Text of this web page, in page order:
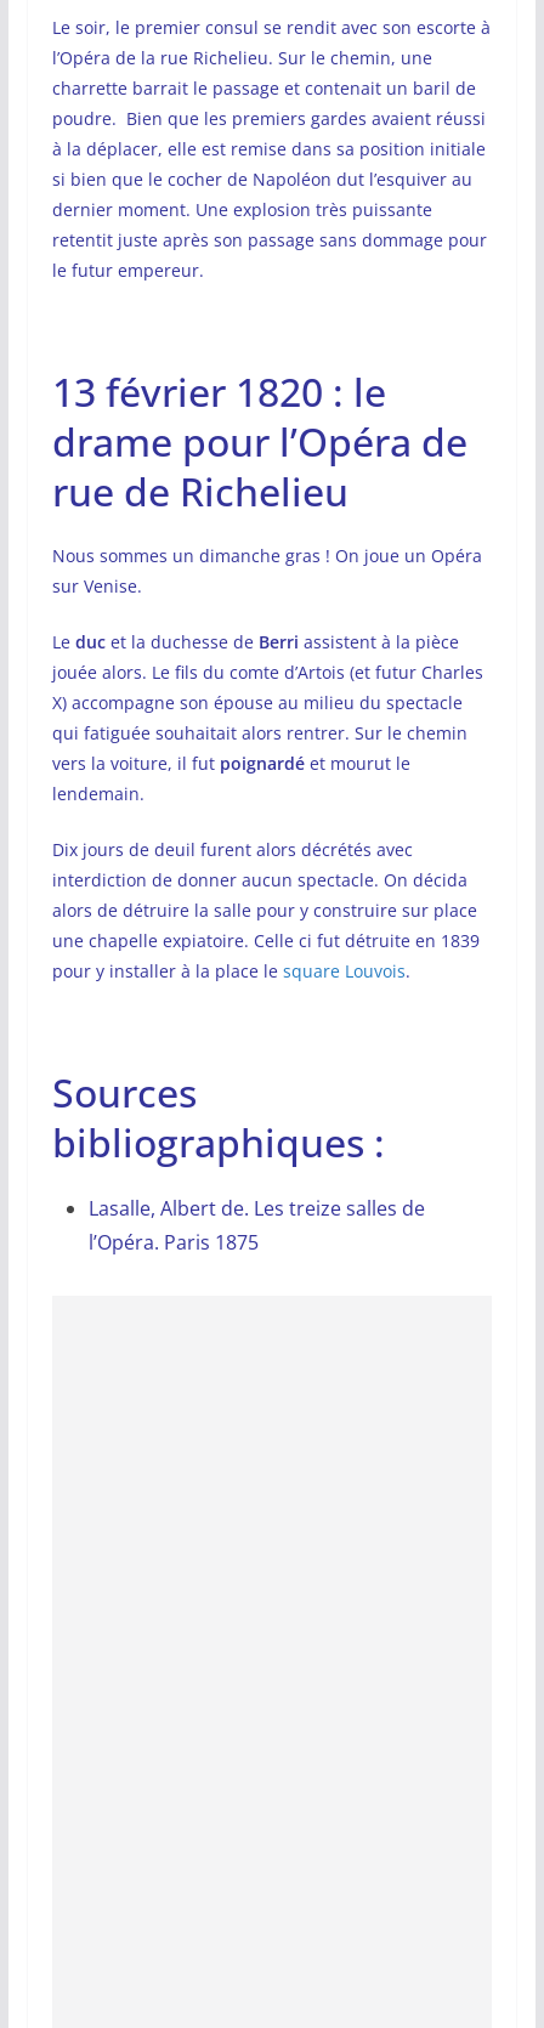
Le soir, le premier consul se rendit avec son escorte à
l’Opéra de la rue Richelieu. Sur le chemin, une
charrette barrait le passage et contenait un baril de
poudre. Bien que les premiers gardes avaient réussi
à la déplacer, elle est remise dans sa position initiale
si bien que le cocher de Napoléon dut l’esquiver au
dernier moment. Une explosion très puissante
retentit juste après son passage sans dommage pour
le futur empereur.
13 février 1820 : le
drame pour l’Opéra de
rue de Richelieu
Nous sommes un dimanche gras ! On joue un Opéra
sur Venise.
Le ducet la duchesse de Berri assistent à la pièce
jouée alors. Le fils du comte d’Artois (et futur Charles
X) accompagne son épouse au milieu du spectacle
qui fatiguée souhaitait alors rentrer. Sur le chemin
vers la voiture, il fut poignardéet mourut le
lendemain.
Dix jours de deuil furent alors décrétés avec
interdiction de donner aucun spectacle. On décida
alors de détruire la salle pour y construire sur place
une chapelle expiatoire. Celle ci fut détruite en 1839
pour y installer à la place le square Louvois.
Sources
bibliographiques :
Lasalle, Albert de. Les treize salles de
l’Opéra. Paris 1875